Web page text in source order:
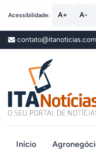
Acessibilidade: A+ A-
ITA Notícias
Início